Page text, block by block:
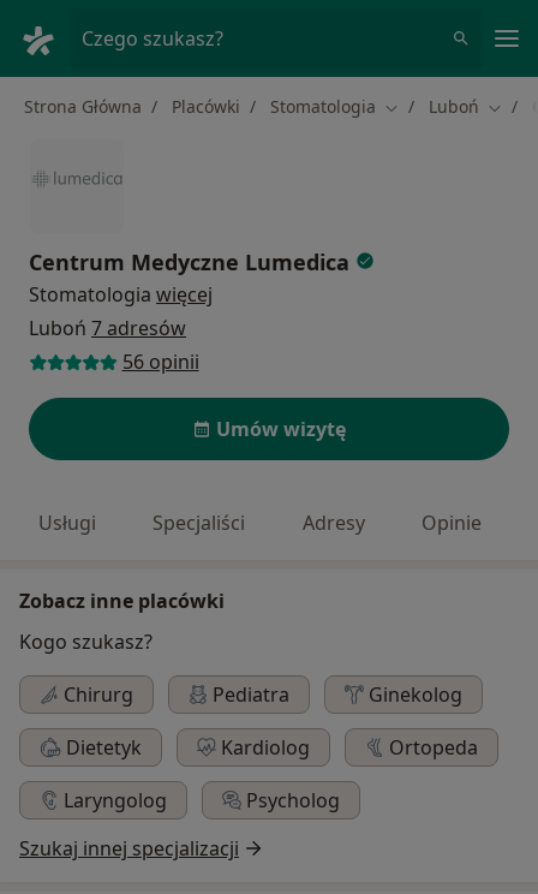
Czego szukasz?
Strona Główna Placówki Stomatologia Zmień miasto
Luboń
Centrum Medyczne Lumedica
Stomatologia więcej
Luboń 7 adresów
56 opinii
Umów wizytę
Usługi Specjaliści Adresy Opinie
Zobacz inne placówki
Kogo szukasz?
Chirurg
Pediatra
Ginekolog
Dietetyk
Kardiolog
Ortopeda
Laryngolog
Psycholog
Szukaj innej specjalizacji